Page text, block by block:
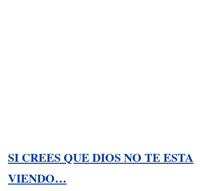
SI CREES QUE DIOS NO TE ESTA
VIENDO…